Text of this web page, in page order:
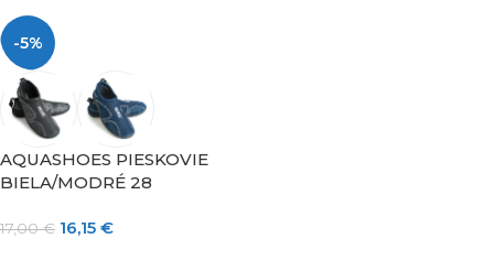
-5%
AQUASHOES PIESKOVIE
BIELA/MODRÉ 28
17,00€ 16,15 €